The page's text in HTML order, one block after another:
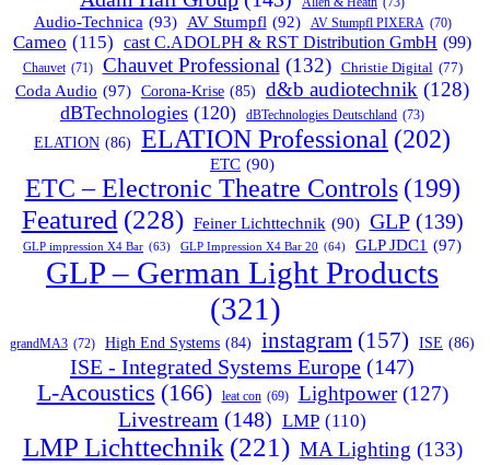
Audio-Technica (93) AV Stumpfl (92) AV Stumpfl PIXERA (70)
Cameo (115) cast C.ADOLPH & RST Distribution GmbH (99)
Chauvet (71) Chauvet Professional (132) Christie Digital (77)
Coda Audio (97) Corona-Krise (85) d&b audiotechnik (128)
dBTechnologies (120) dBTechnologies Deutschland (73)
ELATION (86) ELATION Professional (202)
ETC (90)
ETC – Electronic Theatre Controls (199)
Featured (228) Feiner Lichttechnik (90) GLP (139)
GLP impression X4 Bar (63) GLP Impression X4 Bar 20 (64) GLP JDC1 (97)
GLP – German Light Products
(321)
grandMA3 (72) High End Systems (84) instagram (157) ISE (86)
ISE - Integrated Systems Europe (147)
L-Acoustics (166) leat con (69) Lightpower (127)
Livestream (148) LMP (110)
LMP Lichttechnik (221) MA Lighting (133)